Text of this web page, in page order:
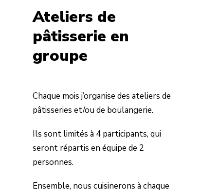
Ateliers de
pâtisserie en
groupe
Chaque mois j’organise des ateliers de
pâtisseries et/ou de boulangerie.
Ils sont limités à 4 participants, qui
seront répartis en équipe de 2
personnes.
Ensemble, nous cuisinerons à chaque